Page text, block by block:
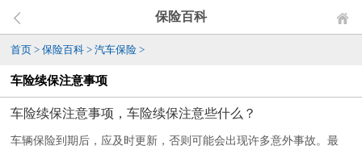
保险百科
首页 > 保险百科 > 汽车保险 >
车险续保注意事项
车险续保注意事项，车险续保注意些什么？
车辆保险到期后，应及时更新，否则可能会出现许多意外事故。最